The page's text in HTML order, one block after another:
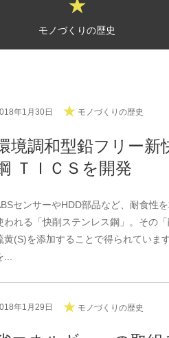
モノづくりの歴史
年1月30日 モノづくりの歴史
境調和型鉛フリー新
ＴＩＣＳを開発
センサーやHDD部品など、耐食性
われる「快削ステンレス鋼」。その
黄(S)を添加することで得られていま
年1月29日 モノづくりの歴史